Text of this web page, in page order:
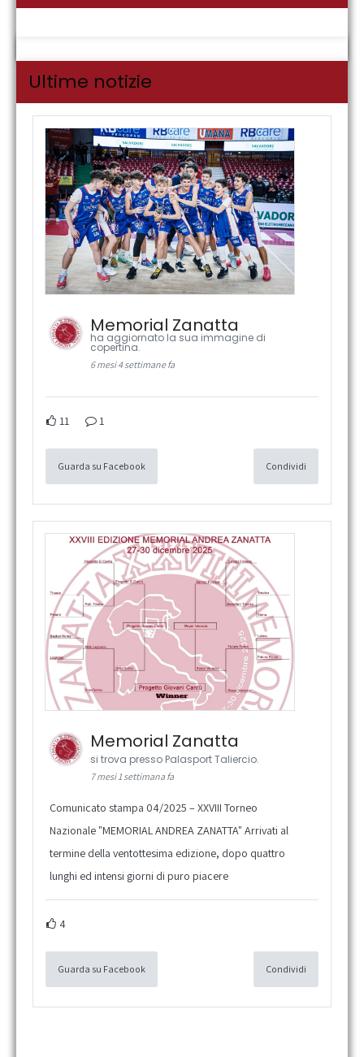
Ultime notizie
Memorial Zanatta
ha aggiornato la sua immagine di
copertina.
6 mesi 4 settimane fa
11 1
Guarda su Facebook Condividi
Memorial Zanatta
si trova presso Palasport Taliercio.
7 mesi 1 settimana fa
Comunicato stampa 04/2025 – XXVIII Torneo
Nazionale "MEMORIAL ANDREA ZANATTA" Arrivati al
termine della ventottesima edizione, dopo quattro
lunghi ed intensi giorni di puro piacere
4
Guarda su Facebook Condividi